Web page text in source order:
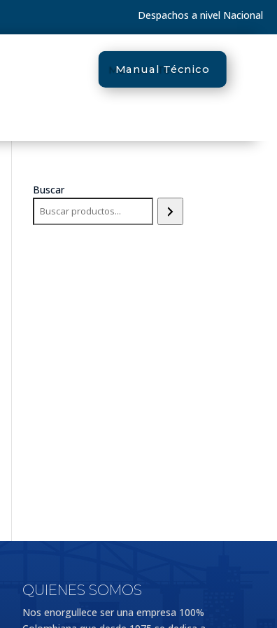
Despachos a nivel Nacional
Manual Técnico
Buscar
QUIENES SOMOS
Nos enorgullece ser una empresa 100%